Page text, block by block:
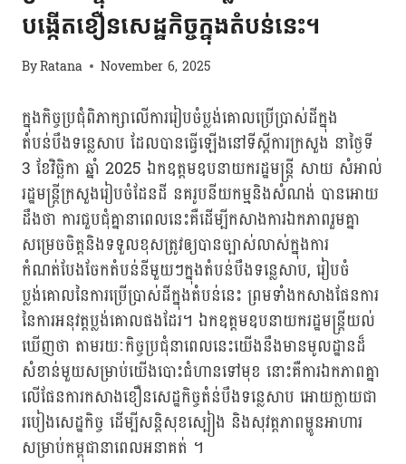
បង្កើតខឿនសេដ្ឋកិច្ចក្នុងតំបន់នេះ។
ByRatana November 6, 2025
ក្នុងកិច្ចប្រជុំពិភាក្សាលើការរៀបចំប្លង់គោលប្រើប្រាស់ដីក្នុង
តំបន់បឹងទន្លេសាប ដែលបានធ្វើឡើងនៅទីស្ដីការក្រសួង នាថ្ងៃទី
3 ខែវិច្ឆិកា ឆ្នាំ 2025 ឯកឧត្តមឧបនាយករដ្ឋមន្ត្រី សាយ សំអាល់
រដ្ឋមន្ត្រីក្រសួងរៀបចំដែនដី នគរូបនីយកម្មនិងសំណង់ បានអោយ
ដឹងថា ការជួបជុំគ្នានាពេលនេះគឺដើម្បីកសាងការឯកភាពរួមគ្នា
សម្រេចចិត្តនិងទទួលខុសត្រូវឲ្យបានច្បាស់លាស់ក្នុងការ
កំណត់បែងចែកតំបន់នីមួយៗក្នុងតំបន់បឹងទន្លេសាប, រៀបចំ
ប្លង់គោលនៃការប្រើប្រាស់ដីក្នុងតំបន់នេះ ព្រមទាំងកសាងផែនការ
នៃការអនុវត្តប្លង់គោលផងដែរ។ ឯកឧត្តមឧបនាយករដ្ឋមន្ត្រីយល់
ឃើញថា តាមរយៈកិច្ចប្រជុំនាពេលនេះយើងនឹងមានមូលដ្ឋានដ៏
សំខាន់មួយសម្រាប់យើងបោះជំហានទៅមុខ នោះគឺការឯកភាពគ្នា
លើផែនការកសាងខឿនសេដ្ឋកិច្ចតំន់បឹងទន្លេសាប អោយក្លាយជា
របៀងសេដ្ឋកិច្ច ដើម្បីសន្តិសុខស្បៀង និងសុវត្តភាពម្ហូនអាហារ
សម្រាប់កម្ពុជានាពេលអនាគត់ ។